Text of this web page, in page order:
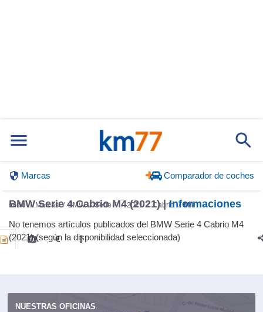
Marcas Comparador de coches
Inicio Marcas BMW Serie 4 2021 Cabrio M4
BMW Serie 4 Cabrio M4 (2021) |Informaciones
No tenemos artículos publicados del BMW Serie 4 Cabrio M4
(2021) (según la disponibilidad seleccionada)
NUESTRAS OFICINAS